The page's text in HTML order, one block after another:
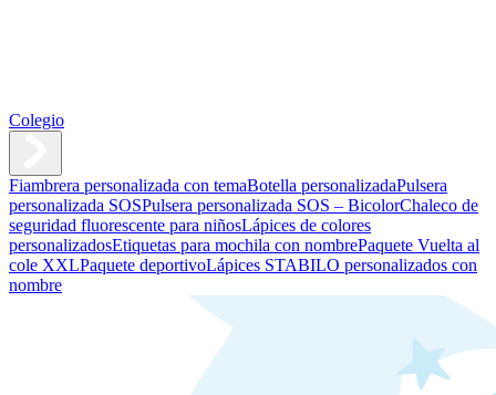
Colegio
Fiambrera personalizada con temaBotella personalizadaPulsera
personalizada SOSPulsera personalizada SOS – BicolorChaleco de
seguridad fluorescente para niñosLápices de colores
personalizadosEtiquetas para mochila con nombrePaquete Vuelta al
cole XXLPaquete deportivoLápices STABILO personalizados con
nombre